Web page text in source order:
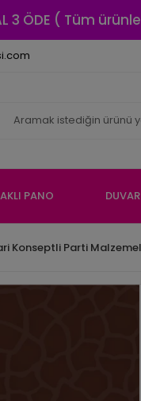
3 ÖDE ( Tüm
PANO
Konseptli Parti